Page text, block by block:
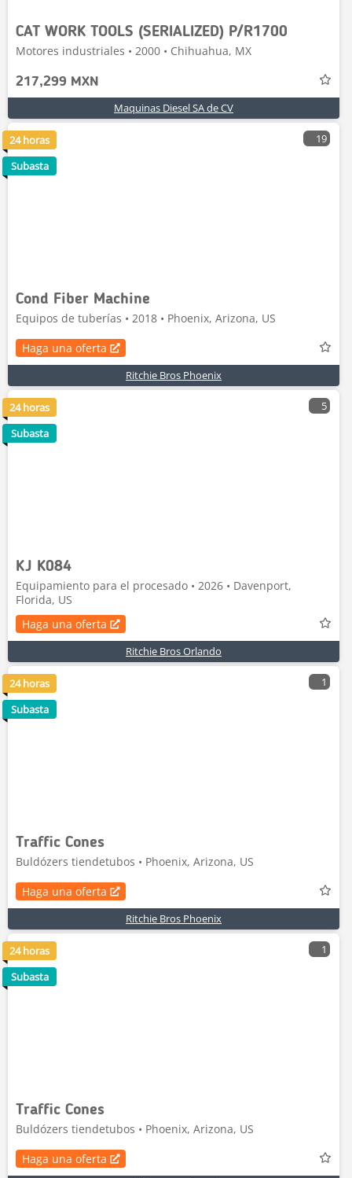
CAT WORK TOOLS (SERIALIZED) P/R1700
Motores industriales • 2000 • Chihuahua, MX
217,299 MXN
Maquinas Diesel SA de CV
19
Cond Fiber Machine
Equipos de tuberías • 2018 • Phoenix, Arizona, US
Haga una oferta
Ritchie Bros Phoenix
24 horas
Subasta
5
KJ K084
Equipamiento para el procesado • 2026 • Davenport,
Florida, US
Haga una oferta
Ritchie Bros Orlando
24 horas
Subasta
1
Traffic Cones
Buldózers tiendetubos • Phoenix, Arizona, US
Haga una oferta
Ritchie Bros Phoenix
24 horas
Subasta
1
Traffic Cones
Buldózers tiendetubos • Phoenix, Arizona, US
Haga una oferta
24 horas
Subasta